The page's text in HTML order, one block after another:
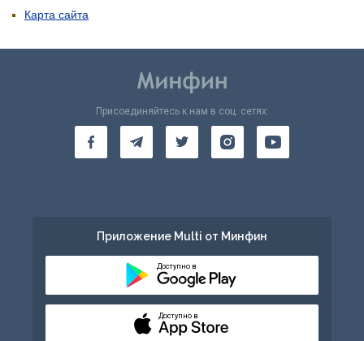
Карта сайта
Присоединяйтесь к нам в соц. сетях:
Приложение Multi от Минфин
Доступно в
Доступно в